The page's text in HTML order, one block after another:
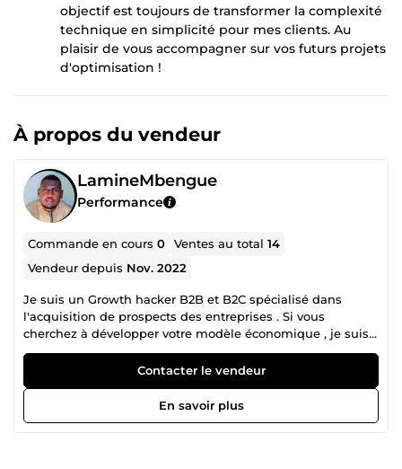
objectif est toujours de transformer la complexité
technique en simplicité pour mes clients. Au
plaisir de vous accompagner sur vos futurs projets
d'optimisation !
À propos du vendeur
LamineMbengue
Performance
Commande en cours0 Ventes au total14
Vendeur depuis Nov. 2022
Je suis un Growth hacker B2B et B2C spécialisé dans
l'acquisition de prospects des entreprises . Si vous
cherchez à développer votre modèle économique , je suis
votre homme. Si vous voulez créer des agents IA, je suis
Contacter le vendeur
En savoir plus